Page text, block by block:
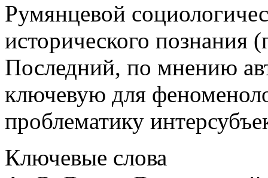
Румянцевой
исторического познания
Последний, по мнению
ключевую для
проблематику
Ключевые слова